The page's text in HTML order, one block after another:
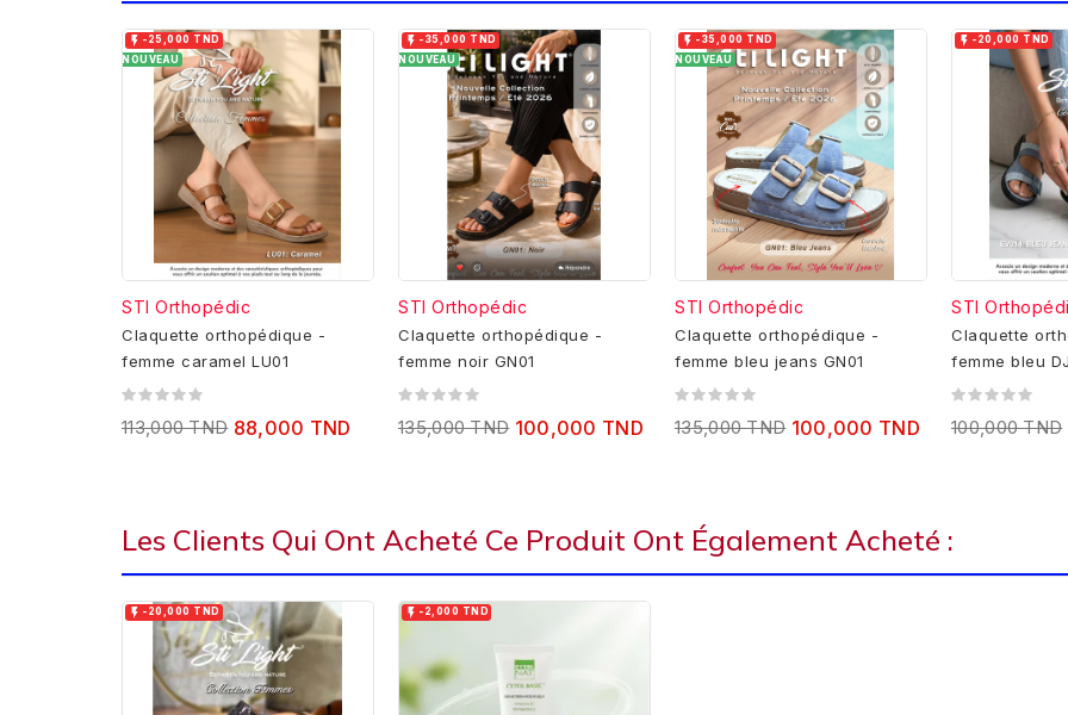
 -25,000 TND
NOUVEAU
STI Orthopédic
Claquette orthopédique -
femme caramel LU01
113,000 TND 88,000 TND
 -35,000 TND
NOUVEAU
STI Orthopédic
Claquette orthopédique -
femme noir GN01
135,000 TND 100,000 TND
 -35,000 TND
NOUVEAU
STI Orthopédic
Claquette orthopédique -
femme bleu jeans GN01
135,000 TND 100,000 TND
 -20,000 TND
STI
Claquette
femme bleu
100,000 TND
Les Clients Qui Ont Acheté Ce Produit Ont Également Acheté :
 -20,000 TND  -2,000 TND